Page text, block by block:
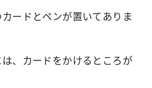
ードとペンが置いてありま
は、カードをかけるところが